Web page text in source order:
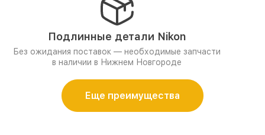
Подлинные детали Nikon
Без ожидания поставок — необходимые запчасти
в наличии в Нижнем Новгороде
Еще преимущества